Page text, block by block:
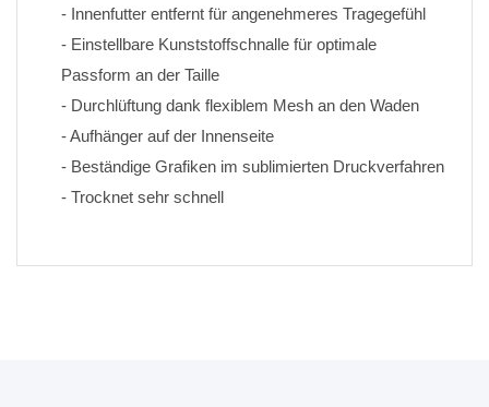
- Innenfutter entfernt für angenehmeres Tragegefühl
- Einstellbare Kunststoffschnalle für optimale
Passform an der Taille
- Durchlüftung dank flexiblem Mesh an den Waden
- Aufhänger auf der Innenseite
- Trocknet sehr schnell